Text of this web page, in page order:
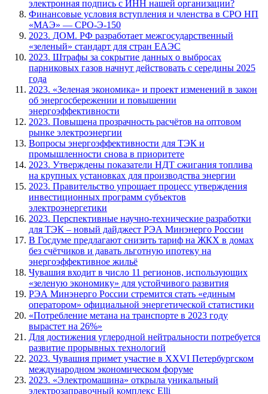
электронная подпись с ИНН нашей организации?
Финансовые условия вступления и членства в СРО НП
«МАЭ» — СРО-Э-150
2023. ДОМ. РФ разработает межгосударственный
«зеленый» стандарт для стран ЕАЭС
2023. Штрафы за сокрытие данных о выбросах
парниковых газов начнут действовать с середины 2025
года
2023. «Зеленая экономика» и проект изменений в закон
об энергосбережении и повышении
энергоэффективности
2023. Повышена прозрачность расчётов на оптовом
рынке электроэнергии
Вопросы энергоэффективности для ТЭК и
промышленности снова в приоритете
2023. Утверждены показатели НДТ сжигания топлива
на крупных установках для производства энергии
2023. Правительство упрощает процесс утверждения
инвестиционных программ субъектов
электроэнергетики
2023. Перспективные научно-технические разработки
для ТЭК – новый дайджест РЭА Минэнерго России
В Госдуме предлагают снизить тариф на ЖКХ в домах
без счётчиков и давать льготную ипотеку на
энергоэффективное жильё
Чувашия входит в число 11 регионов, использующих
«зеленую экономику» для устойчивого развития
РЭА Минэнерго России стремится стать «единым
оператором» официальной энергетической статистики
«Потребление метана на транспорте в 2023 году
вырастет на 26%»
Для достижения углеродной нейтральности потребуется
развитие прорывных технологий
2023. Чувашия примет участие в XXVI Петербургском
международном экономическом форуме
2023. «Электромашина» открыла уникальный
электрозаправочный комплекс Elli